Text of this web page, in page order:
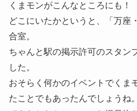
くまモンがこんなところにも！
どこにいたかというと、「万座
合室。
ちゃんと駅の掲示許可のスタン
した。
おそらく何かのイベントでくま
たことでもあったんでしょうね。